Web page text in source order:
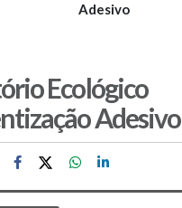
Adesivo
Ecológico
Adesivo